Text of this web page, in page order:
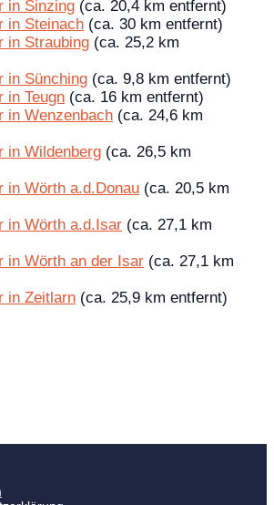
in Sinzing (ca. 20,4 km entfernt)
in Steinach (ca. 30 km entfernt)
in Straubing (ca. 25,2 km
in Sünching (ca. 9,8 km entfernt)
in Teugn (ca. 16 km entfernt)
in Wenzenbach (ca. 24,6 km
in Wildenberg (ca. 26,5 km
in Wörth a.d.Donau (ca. 20,5 km
in Wörth a.d.Isar (ca. 27,1 km
in Wörth an der Isar (ca. 27,1 km
in Zeitlarn (ca. 25,9 km entfernt)